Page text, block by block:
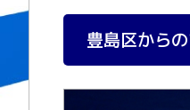
豊島区から